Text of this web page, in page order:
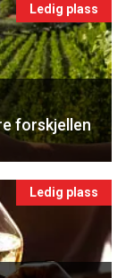
Ledig plass
forskjellen
Ledig plass